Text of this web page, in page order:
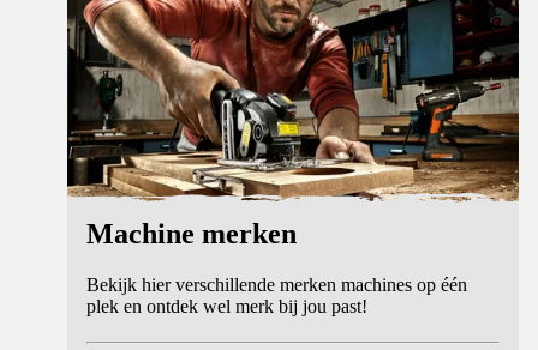
Machine merken
Bekijk hier verschillende merken machines op één
plek en ontdek wel merk bij jou past!